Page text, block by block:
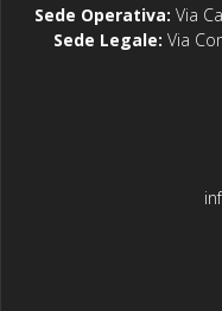
Sede Operativa: Via
Sede Legale: Via